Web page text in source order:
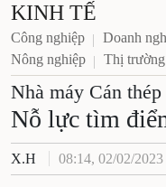
KINH TẾ
Công nghiệp Doanh
Nông nghiệp
Thị trường
Nhà máy Cán
Nỗ lực tìm
X.H 08:14, 02/02/2023